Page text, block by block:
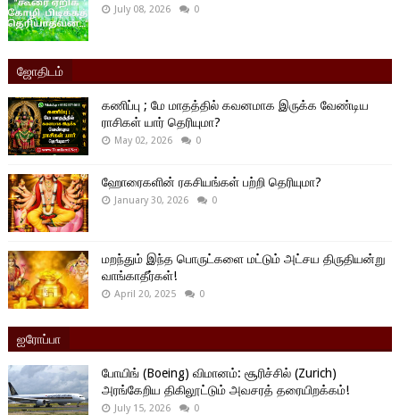
July 08, 2026 0
ஜோதிடம்
கணிப்பு ; மே மாதத்தில் கவனமாக இருக்க வேண்டிய
ராசிகள் யார் தெரியுமா?
May 02, 2026 0
ஹோரைகளின் ரகசியங்கள் பற்றி தெரியுமா?
January 30, 2026 0
மறந்தும் இந்த பொருட்களை மட்டும் அட்சய திருதியன்று
வாங்காதீர்கள்!
April 20, 2025 0
ஐரோப்பா
போயிங் (Boeing) விமானம்: சூரிச்சில் (Zurich)
அரங்கேறிய திகிலூட்டும் அவசரத் தரையிறக்கம்!
July 15, 2026 0